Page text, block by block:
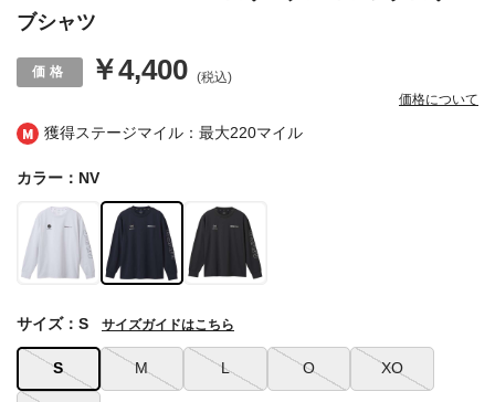
獲得ステージマイル：最大220マイル
ブシャツ
￥4,400 (税込)
価格について
カラー：NV
S M L O XO
サイズ：S サイズガイドはこちら